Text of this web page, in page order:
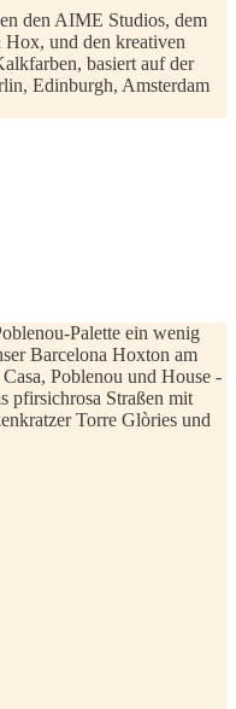
den AIME Studios, dem
Hox, und den kreativen
basiert auf der
Edinburgh, Amsterdam
Palette ein wenig
Barcelona Hoxton am
Poblenou und House -
pfirsichrosa Straßen mit
Torre Glòries und